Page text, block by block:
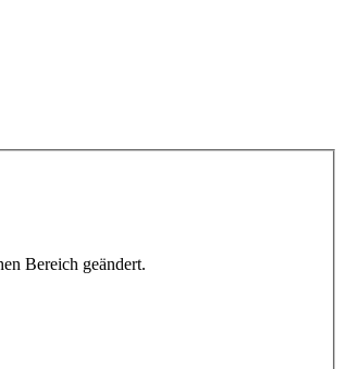
Bereich geändert.